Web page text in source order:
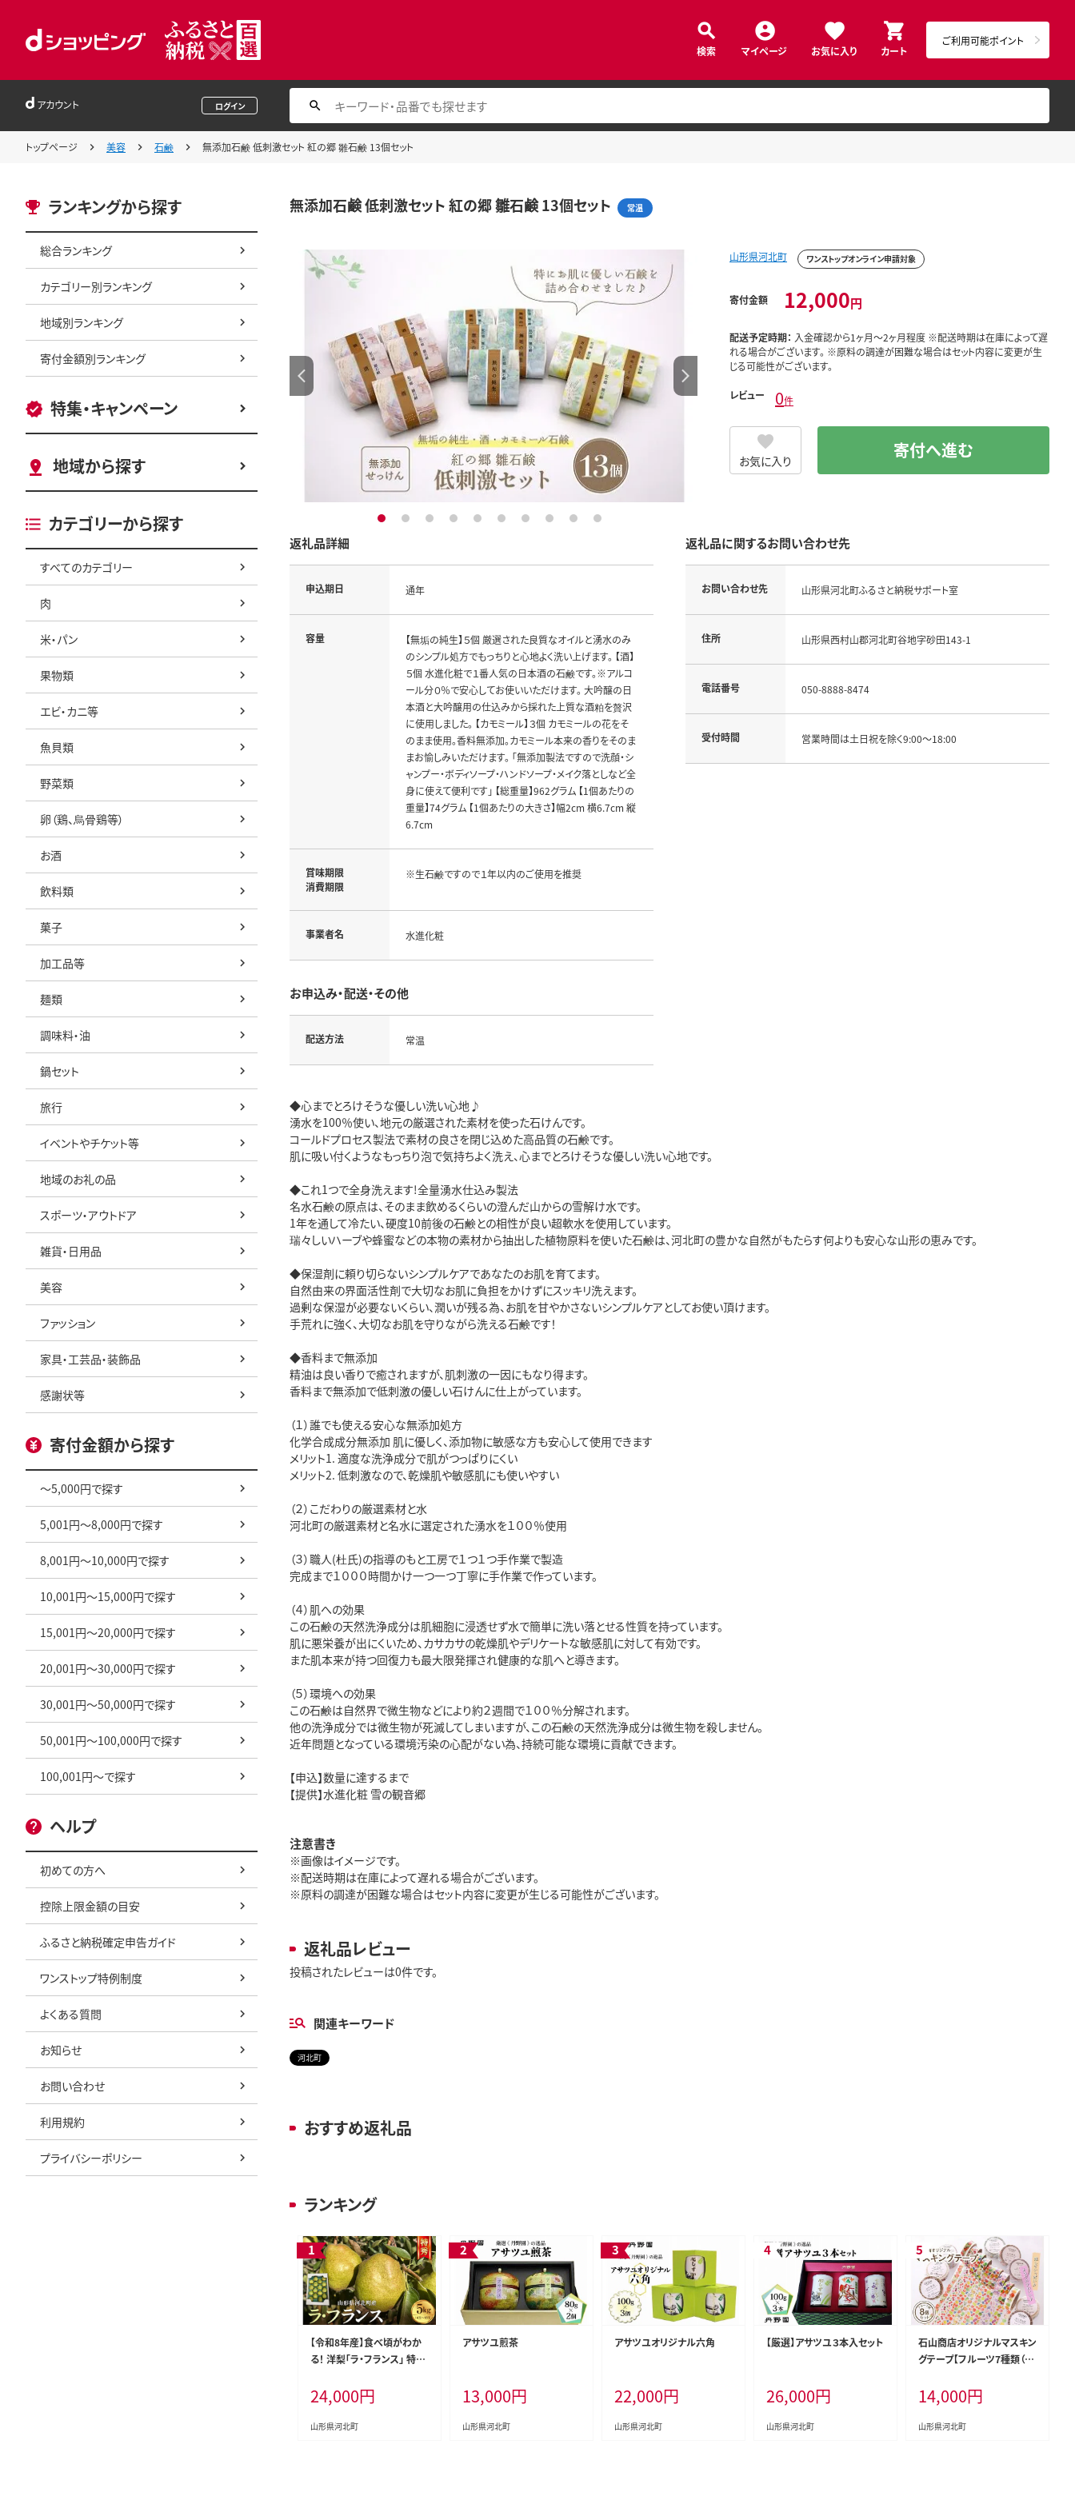
検索 マイページ お気に入り カート
ご利用可能ポイント
アカウント ログイン
トップページ 美容 石鹸 無添加石鹸 低刺激セット 紅の郷 雛石鹸 13個セット
ランキングから探す
総合ランキング
カテゴリー別ランキング
地域別ランキング
寄付金額別ランキング
特集・キャンペーン
地域から探す
カテゴリーから探す
すべてのカテゴリー
肉
米・パン
果物類
エビ・カニ等
魚貝類
野菜類
卵（鶏、烏骨鶏等）
お酒
飲料類
菓子
加工品等
麺類
調味料・油
鍋セット
旅行
イベントやチケット等
地域のお礼の品
スポーツ・アウトドア
雑貨・日用品
美容
ファッション
家具・工芸品・装飾品
感謝状等
寄付金額から探す
～5,000円で探す
5,001円～8,000円で探す
8,001円～10,000円で探す
10,001円～15,000円で探す
15,001円～20,000円で探す
20,001円～30,000円で探す
30,001円～50,000円で探す
50,001円～100,000円で探す
100,001円～で探す
ヘルプ
初めての方へ
控除上限金額の目安
ふるさと納税確定申告ガイド
ワンストップ特例制度
よくある質問
お知らせ
お問い合わせ
利用規約
プライバシーポリシー
無添加石鹸 低刺激セット 紅の郷 雛石鹸 13個セット 常温
1 2 3 4 5 6 7 8 9 10
山形県河北町 ワンストップオンライン申請対象
寄付金額 12,000円
配送予定時期： 入金確認から1ヶ月～2ヶ月程度 ※配送時期は在庫によって遅
れる場合がございます。 ※原料の調達が困難な場合はセット内容に変更が生
じる可能性がございます。
レビュー 0件
お気に入り 寄付へ進む
返礼品詳細
申込期日 通年
容量
【無垢の純生】５個 厳選された良質なオイルと湧水のみ
のシンプル処方でもっちりと心地よく洗い上げます。 【酒】
５個 水進化粧で１番人気の日本酒の石鹸です。※アルコ
ール分０％で安心してお使いいただけます。 大吟醸の日
本酒と大吟醸用の仕込みから採れた上質な酒粕を贅沢
に使用しました。 【カモミール】３個 カモミールの花をそ
のまま使用。香料無添加。カモミール本来の香りをそのま
まお愉しみいただけます。 「無添加製法ですので洗顔・シ
ャンプー・ボディソープ・ハンドソープ・メイク落としなど全
身に使えて便利です」 【総重量】962グラム 【1個あたりの
重量】74グラム 【1個あたりの大きさ】幅2cm 横6.7cm 縦
6.7cm
賞味期限
消費期限
※生石鹸ですので１年以内のご使用を推奨
事業者名 水進化粧
お申込み・配送・その他
配送方法 常温
返礼品に関するお問い合わせ先
お問い合わせ先 山形県河北町ふるさと納税サポート室
住所 山形県西村山郡河北町谷地字砂田143-1
電話番号 050-8888-8474
受付時間 営業時間は土日祝を除く9:00～18:00
◆心までとろけそうな優しい洗い心地♪
湧水を100％使い、地元の厳選された素材を使った石けんです。
コールドプロセス製法で素材の良さを閉じ込めた高品質の石鹸です。
肌に吸い付くようなもっちり泡で気持ちよく洗え、心までとろけそうな優しい洗い心地です。
◆これ1つで全身洗えます!全量湧水仕込み製法
名水石鹸の原点は、そのまま飲めるくらいの澄んだ山からの雪解け水です。
1年を通して冷たい、硬度10前後の石鹸との相性が良い超軟水を使用しています。
瑞々しいハーブや蜂蜜などの本物の素材から抽出した植物原料を使いた石鹸は、河北町の豊かな自然がもたらす何よりも安心な山形の恵みです。
◆保湿剤に頼り切らないシンプルケアであなたのお肌を育てます。
自然由来の界面活性剤で大切なお肌に負担をかけずにスッキリ洗えます。
過剰な保湿が必要ないくらい、潤いが残る為、お肌を甘やかさないシンプルケアとしてお使い頂けます。
手荒れに強く、大切なお肌を守りながら洗える石鹸です！
◆香料まで無添加
精油は良い香りで癒されますが、肌刺激の一因にもなり得ます。
香料まで無添加で低刺激の優しい石けんに仕上がっています。
（１）誰でも使える安心な無添加処方
化学合成成分無添加 肌に優しく、添加物に敏感な方も安心して使用できます
メリット1. 適度な洗浄成分で肌がつっぱりにくい
メリット2. 低刺激なので、乾燥肌や敏感肌にも使いやすい
（２）こだわりの厳選素材と水
河北町の厳選素材と名水に選定された湧水を１００％使用
（３）職人(杜氏)の指導のもと工房で１つ１つ手作業で製造
完成まで１０００時間かけ一つ一つ丁寧に手作業で作っています。
（４）肌への効果
この石鹸の天然洗浄成分は肌細胞に浸透せず水で簡単に洗い落とせる性質を持っています。
肌に悪栄養が出にくいため、カサカサの乾燥肌やデリケートな敏感肌に対して有効です。
また肌本来が持つ回復力も最大限発揮され健康的な肌へと導きます。
（５）環境への効果
この石鹸は自然界で微生物などにより約２週間で１００％分解されます。
他の洗浄成分では微生物が死滅してしまいますが、この石鹸の天然洗浄成分は微生物を殺しません。
近年問題となっている環境汚染の心配がない為、持続可能な環境に貢献できます。
【申込】数量に達するまで
【提供】水進化粧 雪の観音郷
注意書き
※画像はイメージです。
※配送時期は在庫によって遅れる場合がございます。
※原料の調達が困難な場合はセット内容に変更が生じる可能性がございます。
返礼品レビュー
投稿されたレビューは0件です。
関連キーワード
河北町
おすすめ返礼品
ランキング
【令和8年産】食べ頃がわか
る！ 洋梨「ラ・フランス」 特秀
北町観光物産協会】
24,000円
山形県河北町
アサツユ煎茶
13,000円
山形県河北町
アサツユオリジナル六角
22,000円
山形県河北町
【厳選】アサツユ３本入セット
26,000円
山形県河北町
石山商店オリジナルマスキン
グテープ【フルーツ7種類（8
14,000円
山形県河北町